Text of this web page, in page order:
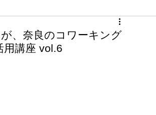
、奈良のコワーキング
用講座 vol.6